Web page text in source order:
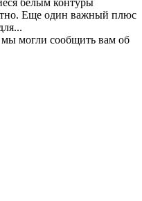
Еще один важный плюс
могли сообщить вам об